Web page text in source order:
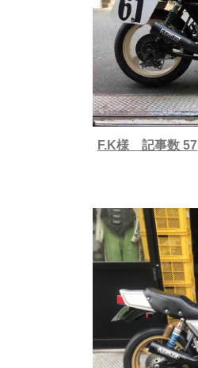
F.K様 記事数 57